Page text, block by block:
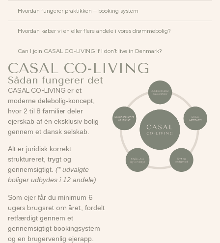
Hvordan fungerer praktikken – booking system
Hvordan køber vi en eller flere andele i vores drømmebolig?
Can I join CASAL CO-LIVING if I don’t live in Denmark?
CASAL CO-LIVING
Sådan fungerer det
CASAL CO-LIVING er et
moderne delebolig-koncept,
hvor 2 til 8 familier deler
ejerskab af én eksklusiv bolig
gennem et dansk selskab.
Alt er juridisk korrekt
struktureret, trygt og
gennemsigtigt. (* udvalgte
boliger udbydes i 12 andele)
Som ejer får du minimum 6
ugers brugsret om året , fordelt
retfærdigt gennem et
gennemsigtigt bookingsystem
og en brugervenlig ejerapp.